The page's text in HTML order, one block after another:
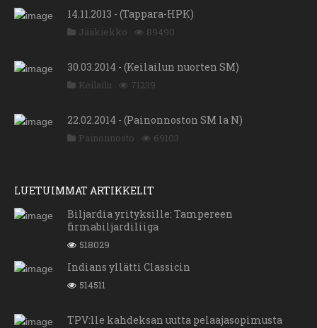
14.11.2013 - (Tappara-HPK)
Jääkiekko 89490
30.03.2014 - (Keilailun nuorten SM)
Keilailu 71239
22.02.2014 - (Painonnoston SM la N)
Painonnosto 69103
LUETUIMMAT ARTIKKELIT
Biljardia yrityksille: Tampereen
firmabiljardiliiga
518029
Indians yllätti Classicin
514511
TPV:lle kahdeksan uutta pelaajasopimusta